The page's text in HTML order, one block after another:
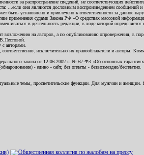
за распространение сведений, не соответствующих
...если они являются дословным воспроизведением
установлено и привлечено к ответственности за данное
судами Закона РФ «О средствах массовой
в деятельность редакции, в ходе которой определяется
на авторов, а по опубликованию опровержения, в
авторами.
исключительно их правообладатели и авторы.
закона от 12.06.2002 г. № 67-ФЗ «Об основных
- едино - сайт, без оплаты - безвозмездно/бесплатно.
темы, просветительские функции. Для мужчин и женщин.